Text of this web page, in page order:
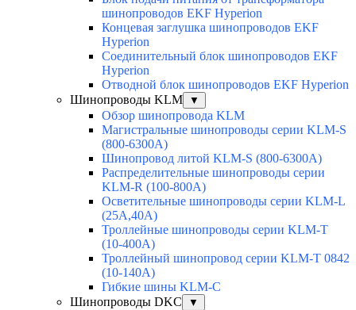
шинопроводов EKF Hyperion
Концевая заглушка шинопроводов EKF
Hyperion
Соединительный блок шинопроводов EKF
Hyperion
Отводной блок шинопроводов EKF Hyperion
Шинопроводы KLM
▼
Обзор шинопровода KLM
Магистральные шинопроводы серии KLM-S
(800-6300А)
Шинопровод литой KLM-S (800-6300А)
Распределительные шинопроводы серии
KLM-R (100-800А)
Осветительные шинопроводы серии KLM-L
(25А,40А)
Троллейные шинопроводы серии KLM-T
(10-400А)
Троллейный шинопровод серии KLM-T 0842
(10-140А)
Гибкие шины KLM-С
Шинопроводы DKC
▼